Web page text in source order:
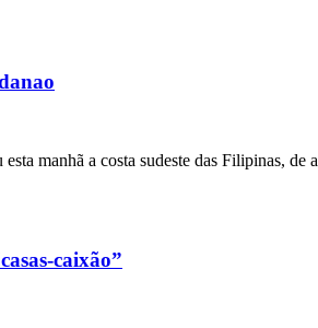
manhã a costa sudeste das Filipinas,
caixão”